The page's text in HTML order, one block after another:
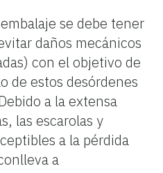
se debe tener
daños mecánicos
con el objetivo de
de estos desórdenes
a la extensa
las escarolas y
a la pérdida
a